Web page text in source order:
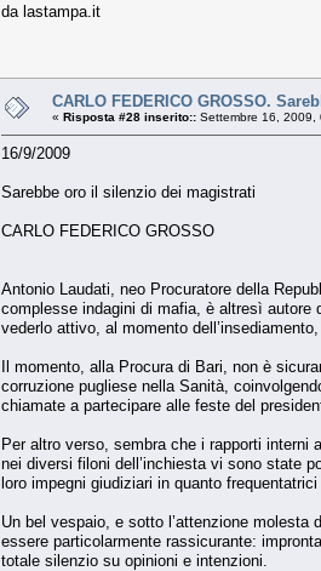
da lastampa.it
CARLO FEDERICO GROSSO.
« Risposta #28 inserito:: Settembre 16, 2009,
16/9/2009
Sarebbe oro il silenzio dei magistrati
CARLO FEDERICO GROSSO
Antonio Laudati, neo Procuratore della
complesse indagini di mafia, è altresì
vederlo attivo, al momento
Il momento, alla Procura di Bari, non è
corruzione pugliese nella Sanità,
chiamate a partecipare alle feste del
Per altro verso, sembra che i rapporti interni
nei diversi filoni dell’inchiesta vi sono state
loro impegni giudiziari in quanto
Un bel vespaio, e sotto l’attenzione molesta
essere particolarmente rassicurante:
totale silenzio su opinioni e intenzioni.